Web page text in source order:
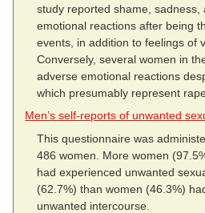
study reported shame, sadness,
emotional reactions after being
events, in addition to feelings of
Conversely, several women in
adverse emotional reactions
which presumably represent
Men’s self‐reports of unwanted
This questionnaire was
486 women. More women
had experienced unwanted
(62.7%) than women (46.3%)
unwanted intercourse.